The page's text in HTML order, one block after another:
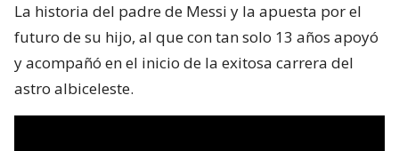
La historia del padre de Messi y la apuesta por el
futuro de su hijo, al que con tan solo 13 años apoyó
y acompañó en el inicio de la exitosa carrera del
astro albiceleste.